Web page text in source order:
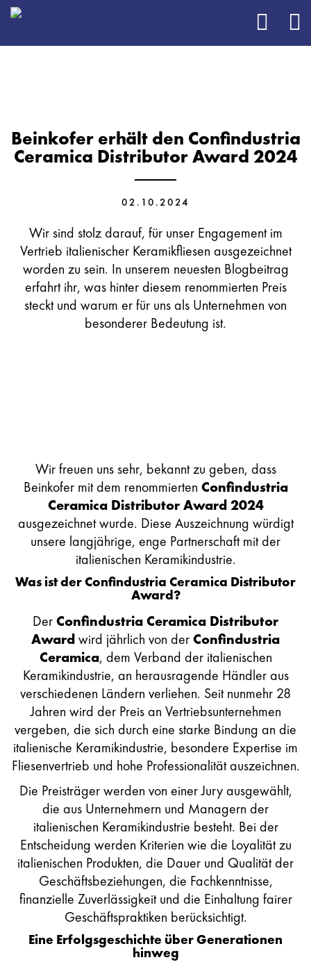
Beinkofer erhält den Confindustria
Ceramica Distributor Award 2024
02.10.2024
Wir sind stolz darauf, für unser Engagement im
Vertrieb italienischer Keramikfliesen ausgezeichnet
worden zu sein. In unserem neuesten Blogbeitrag
erfahrt ihr, was hinter diesem renommierten Preis
steckt und warum er für uns als Unternehmen von
besonderer Bedeutung ist.
Wir freuen uns sehr, bekannt zu geben, dass
Beinkofer mit dem renommierten Confindustria
Ceramica Distributor Award 2024
ausgezeichnet wurde. Diese Auszeichnung würdigt
unsere langjährige, enge Partnerschaft mit der
italienischen Keramikindustrie.
Was ist der Confindustria Ceramica Distributor
Award?
DerConfindustria Ceramica Distributor
Awardwird jährlich von derConfindustria
Ceramica, dem Verband der italienischen
Keramikindustrie, an herausragende Händler aus
verschiedenen Ländern verliehen. Seit nunmehr 28
Jahren wird der Preis an Vertriebsunternehmen
vergeben, die sich durch eine starke Bindung an die
italienische Keramikindustrie, besondere Expertise im
Fliesenvertrieb und hohe Professionalität auszeichnen.
Die Preisträger werden von einer Jury ausgewählt,
die aus Unternehmern und Managern der
italienischen Keramikindustrie besteht. Bei der
Entscheidung werden Kriterien wie die Loyalität zu
italienischen Produkten, die Dauer und Qualität der
Geschäftsbeziehungen, die Fachkenntnisse,
finanzielle Zuverlässigkeit und die Einhaltung fairer
Geschäftspraktiken berücksichtigt.
Eine Erfolgsgeschichte über Generationen
hinweg